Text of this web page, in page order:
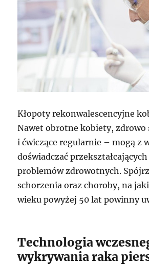
Kłopoty rekonwalescencyjne
Nawet obrotne kobiety, zdrowo
i ćwiczące regularnie – mogą z
doświadczać
problemów zdrowotnych.
schorzenia oraz choroby, na
wieku powyżej 50 lat powinny
Technologia
wykrywania raka